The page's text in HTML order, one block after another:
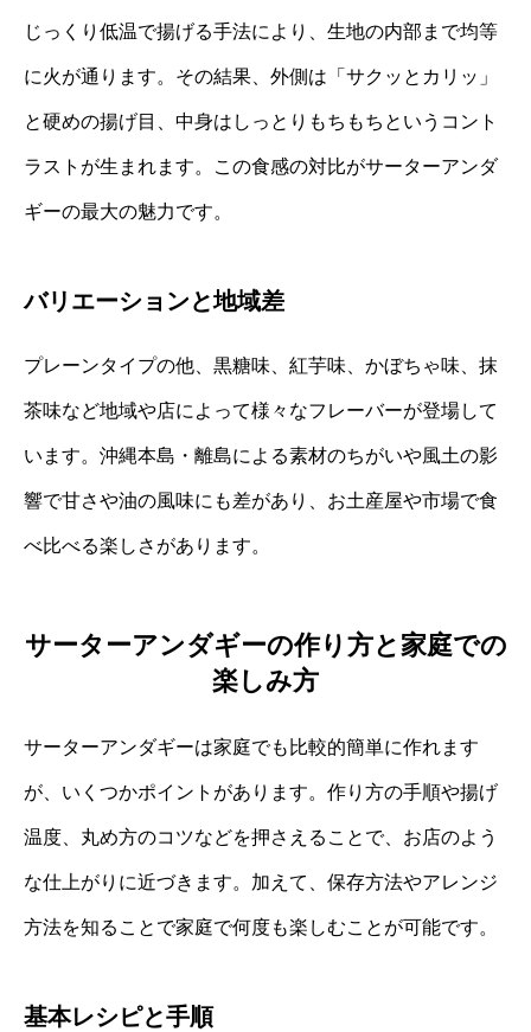
じっくり低温で揚げる手法により、生地の内部まで均等
に火が通ります。その結果、外側は「サクッとカリッ」
と硬めの揚げ目、中身はしっとりもちもちというコント
ラストが生まれます。この食感の対比がサーターアンダ
ギーの最大の魅力です。
バリエーションと地域差
プレーンタイプの他、黒糖味、紅芋味、かぼちゃ味、抹
茶味など地域や店によって様々なフレーバーが登場して
います。沖縄本島・離島による素材のちがいや風土の影
響で甘さや油の風味にも差があり、お土産屋や市場で食
べ比べる楽しさがあります。
サーターアンダギーの作り方と家庭での
楽しみ方
サーターアンダギーは家庭でも比較的簡単に作れます
が、いくつかポイントがあります。作り方の手順や揚げ
温度、丸め方のコツなどを押さえることで、お店のよう
な仕上がりに近づきます。加えて、保存方法やアレンジ
方法を知ることで家庭で何度も楽しむことが可能です。
基本レシピと手順